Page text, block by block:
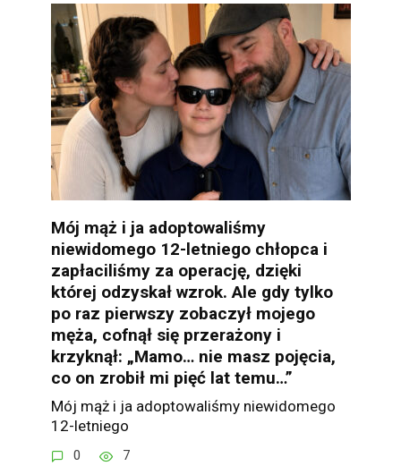
Mój mąż i ja adoptowaliśmy
niewidomego 12-letniego chłopca i
zapłaciliśmy za operację, dzięki
której odzyskał wzrok. Ale gdy tylko
po raz pierwszy zobaczył mojego
męża, cofnął się przerażony i
krzyknął: „Mamo… nie masz pojęcia,
co on zrobił mi pięć lat temu…”
Mój mąż i ja adoptowaliśmy niewidomego
12-letniego
0 7